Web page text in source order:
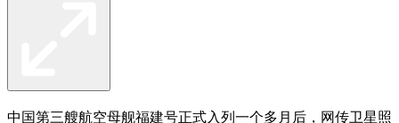
中国第三艘航空母舰福建号正式入列一个多月后，网传卫星照